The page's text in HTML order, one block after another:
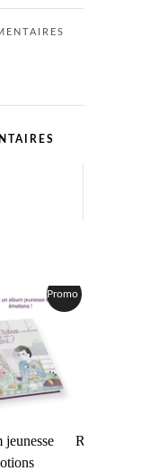
Promo !
jeunesse
Rayures et